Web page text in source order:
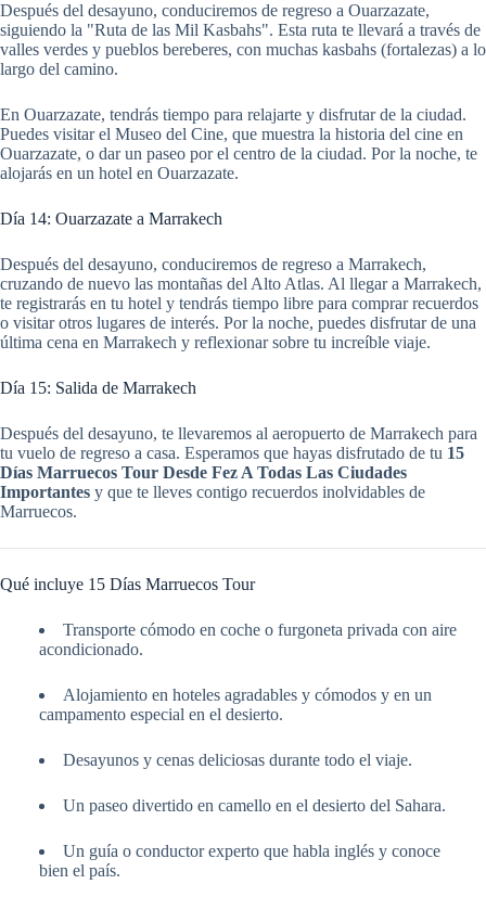
Después del desayuno, conduciremos de regreso a Ouarzazate,
siguiendo la "Ruta de las Mil Kasbahs". Esta ruta te llevará a través de
valles verdes y pueblos bereberes, con muchas kasbahs (fortalezas) a lo
largo del camino.
En Ouarzazate, tendrás tiempo para relajarte y disfrutar de la ciudad.
Puedes visitar el Museo del Cine, que muestra la historia del cine en
Ouarzazate, o dar un paseo por el centro de la ciudad. Por la noche, te
alojarás en un hotel en Ouarzazate.
Día 14: Ouarzazate a Marrakech
Después del desayuno, conduciremos de regreso a Marrakech,
cruzando de nuevo las montañas del Alto Atlas. Al llegar a Marrakech,
te registrarás en tu hotel y tendrás tiempo libre para comprar recuerdos
o visitar otros lugares de interés. Por la noche, puedes disfrutar de una
última cena en Marrakech y reflexionar sobre tu increíble viaje.
Día 15: Salida de Marrakech
Después del desayuno, te llevaremos al aeropuerto de Marrakech para
tu vuelo de regreso a casa. Esperamos que hayas disfrutado de tu 15
Días Marruecos Tour Desde Fez A Todas Las Ciudades
Importantes y que te lleves contigo recuerdos inolvidables de
Marruecos.
Qué incluye 15 Días Marruecos Tour
Transporte cómodo en coche o furgoneta privada con aire
acondicionado.
Alojamiento en hoteles agradables y cómodos y en un
campamento especial en el desierto.
Desayunos y cenas deliciosas durante todo el viaje.
Un paseo divertido en camello en el desierto del Sahara.
Un guía o conductor experto que habla inglés y conoce
bien el país.